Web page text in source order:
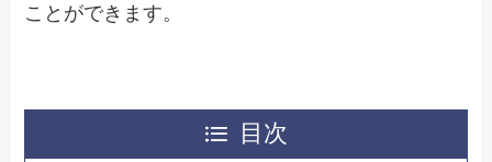
ことができます。
目次